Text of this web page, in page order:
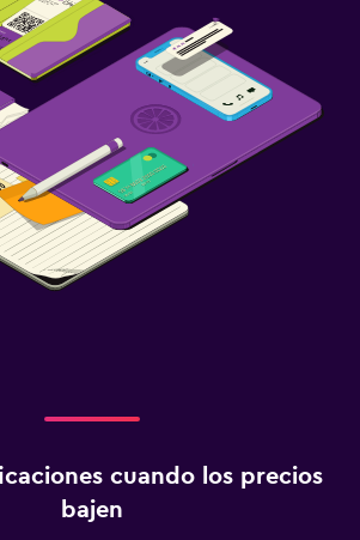
cuando los precios
bajen